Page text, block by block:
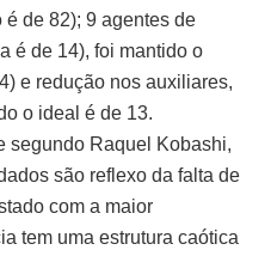
de 82); 9 agentes de
é de 14), foi mantido o
e redução nos auxiliares,
o ideal é de 13.
segundo Raquel Kobashi,
são reflexo da falta de
com a maior
tem uma estrutura caótica